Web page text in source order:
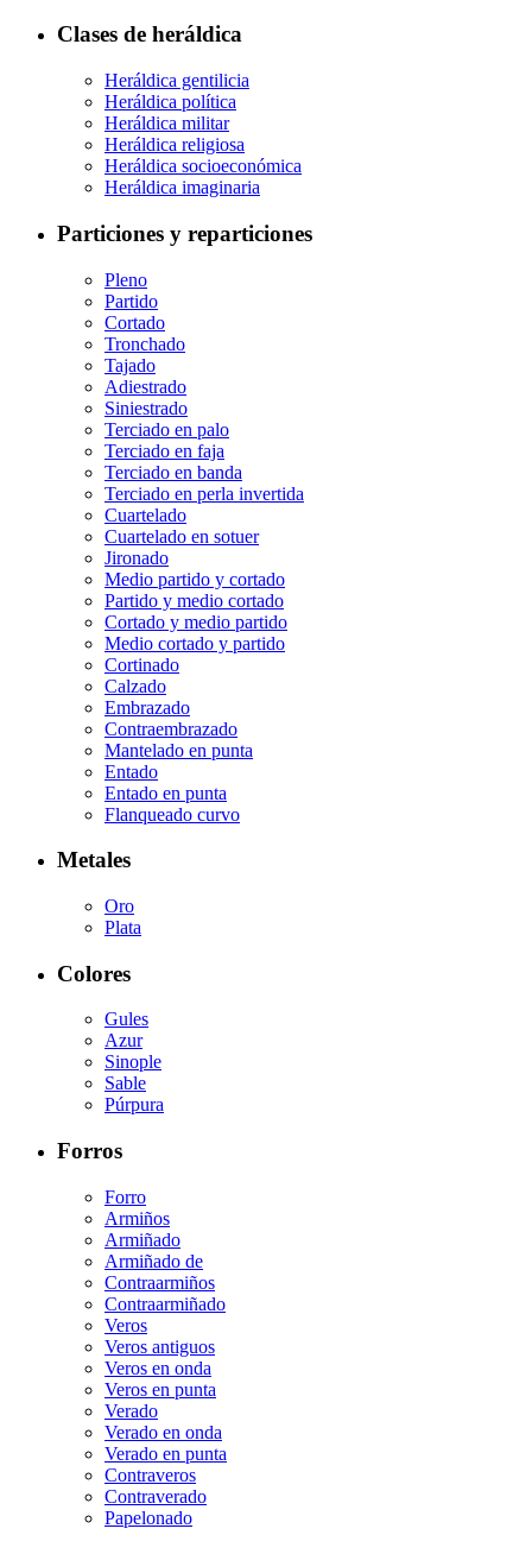
Clases de heráldica
Heráldica gentilicia
Heráldica política
Heráldica militar
Heráldica religiosa
Heráldica socioeconómica
Heráldica imaginaria
Particiones y reparticiones
Pleno
Partido
Cortado
Tronchado
Tajado
Adiestrado
Siniestrado
Terciado en palo
Terciado en faja
Terciado en banda
Terciado en perla invertida
Cuartelado
Cuartelado en sotuer
Jironado
Medio partido y cortado
Partido y medio cortado
Cortado y medio partido
Medio cortado y partido
Cortinado
Calzado
Embrazado
Contraembrazado
Mantelado en punta
Entado
Entado en punta
Flanqueado curvo
Metales
Oro
Plata
Colores
Gules
Azur
Sinople
Sable
Púrpura
Forros
Forro
Armiños
Armiñado
Armiñado de
Contraarmiños
Contraarmiñado
Veros
Veros antiguos
Veros en onda
Veros en punta
Verado
Verado en onda
Verado en punta
Contraveros
Contraverado
Papelonado